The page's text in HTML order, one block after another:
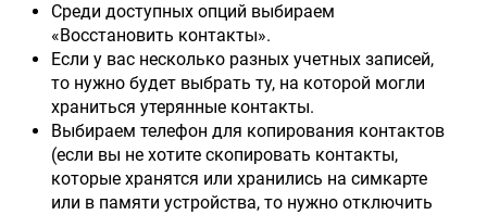
Среди доступных опций выбираем
«Восстановить контакты».
Если у вас несколько разных учетных записей,
то нужно будет выбрать ту, на которой могли
храниться утерянные контакты.
Выбираем телефон для копирования контактов
(если вы не хотите скопировать контакты,
которые хранятся или хранились на симкарте
или в памяти устройства, то нужно отключить